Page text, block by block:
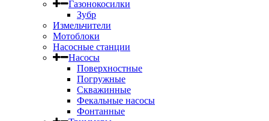
Газонокосилки
Зубр
Измельчители
Мотоблоки
Насосные станции
Насосы
Поверхностные
Погружные
Скважинные
Фекальные насосы
Фонтанные